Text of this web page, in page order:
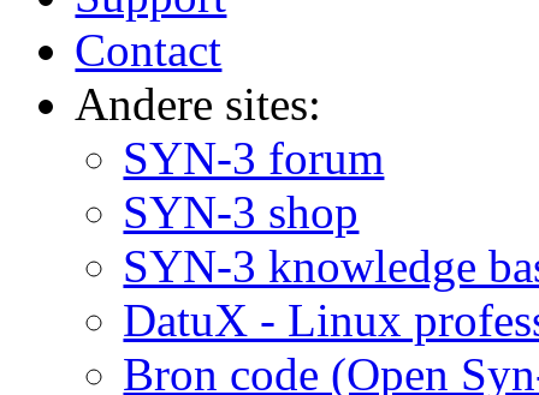
Contact
Andere sites:
SYN-3 forum
SYN-3 shop
SYN-3 knowledge
DatuX - Linux
Bron code (Open